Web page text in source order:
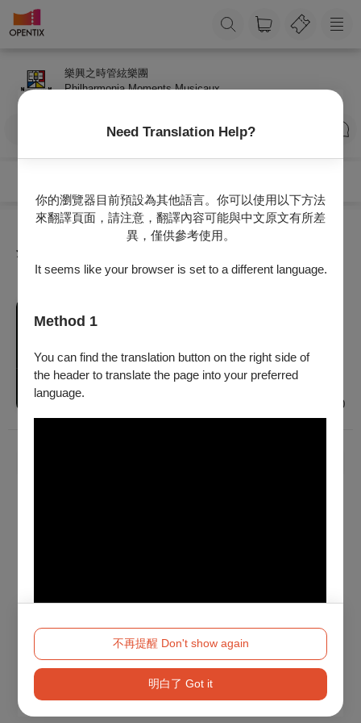
Need Translation Help?
你的瀏覽器目前預設為其他語言。你可以使用以下方法
來翻譯頁面，請注意，翻譯內容可能與中文原文有所差
異，僅供參考使用。
It seems like your browser is set to a different language.
Method 1
You can find the translation button on the right side of
the header to translate the page into your preferred
language.
Method 2
不再提醒 Don't show again
明白了 Got it
樂興之時管絃樂團
Philharmonia Moments Musicaux
訂閱
全部節目
$500 - $1,600